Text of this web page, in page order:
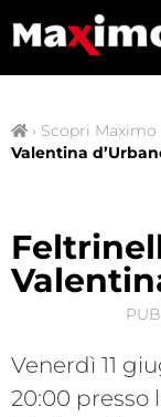
› Scopri Maximo
Valentina
Venerdì 11
20:00 presso